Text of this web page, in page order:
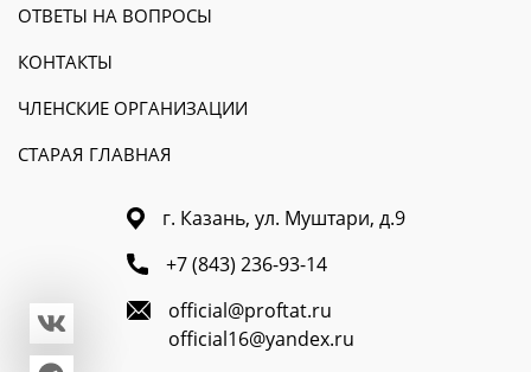
ОТВЕТЫ НА ВОПРОСЫ
КОНТАКТЫ
ЧЛЕНСКИЕ ОРГАНИЗАЦИИ
СТАРАЯ ГЛАВНАЯ
г. Казань, ул. Муштари, д.9
+7 (843) 236-93-14
official@proftat.ru
official16@yandex.ru